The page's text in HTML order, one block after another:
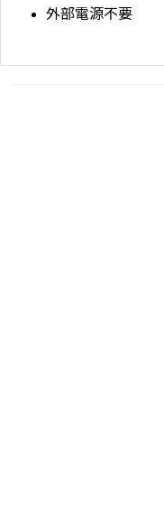
外部電源不要